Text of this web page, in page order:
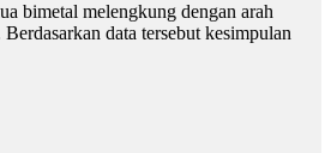
bimetal melengkung dengan arah
data tersebut kesimpulan